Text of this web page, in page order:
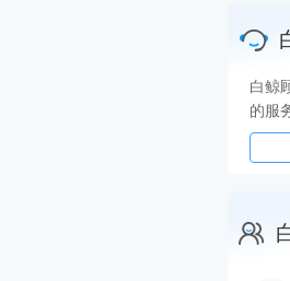
白鲸
的服